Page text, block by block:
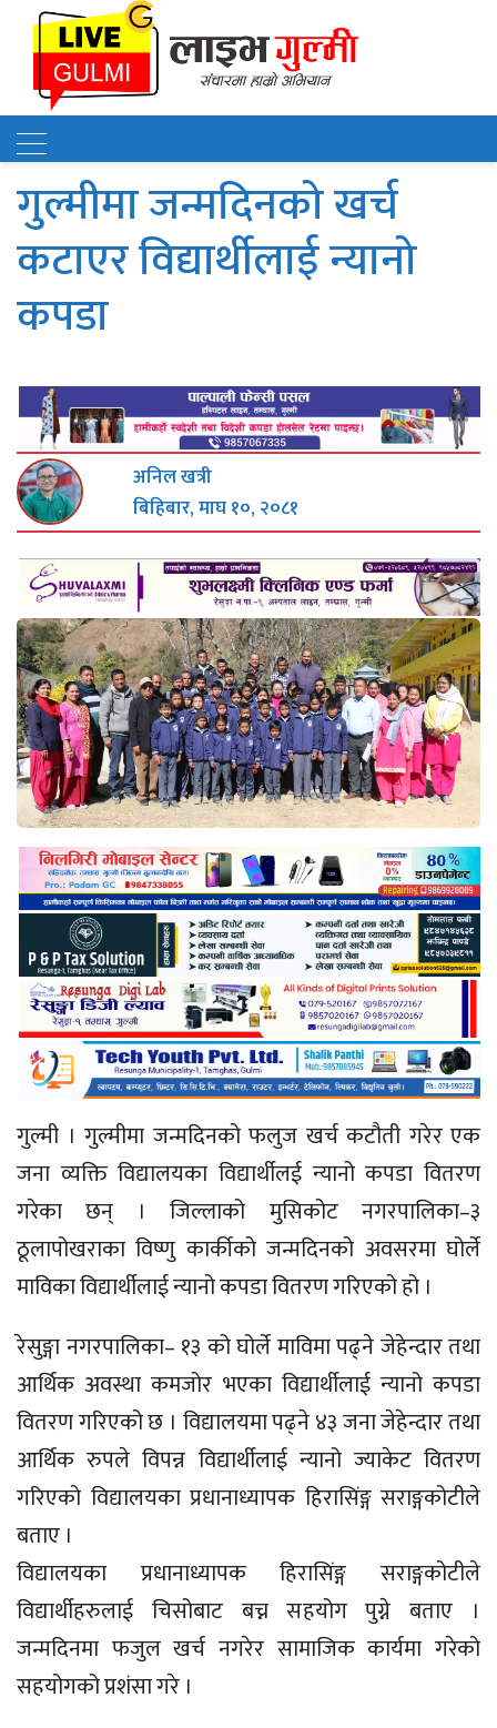
गुल्मीमा जन्मदिनको खर्च
कटाएर विद्यार्थीलाई न्यानो
कपडा
अनिल खत्री
बिहिबार, माघ १०, २०८१
गुल्मी । गुल्मीमा जन्मदिनको फलुज खर्च कटौती गरेर एक
जना व्यक्ति विद्यालयका विद्यार्थीलई न्यानो कपडा वितरण
गरेका छन् । जिल्लाको मुसिकोट नगरपालिका–३
ठूलापोखराका विष्णु कार्कीको जन्मदिनको अवसरमा घोर्ले
माविका विद्यार्थीलाई न्यानो कपडा वितरण गरिएको हो ।
रेसुङ्गा नगरपालिका– १३ को घोर्ले माविमा पढ्ने जेहेन्दार तथा
आर्थिक अवस्था कमजोर भएका विद्यार्थीलाई न्यानो कपडा
वितरण गरिएको छ । विद्यालयमा पढ्ने ४३ जना जेहेन्दार तथा
आर्थिक रुपले विपन्न विद्यार्थीलाई न्यानो ज्याकेट वितरण
गरिएको विद्यालयका प्रधानाध्यापक हिरासिंङ्ग सराङ्गकोटीले
बताए ।
विद्यालयका प्रधानाध्यापक हिरासिंङ्ग सराङ्गकोटीले
विद्यार्थीहरुलाई चिसोबाट बच्न सहयोग पुग्ने बताए ।
जन्मदिनमा फजुल खर्च नगरेर सामाजिक कार्यमा गरेको
सहयोगको प्रशंसा गरे ।